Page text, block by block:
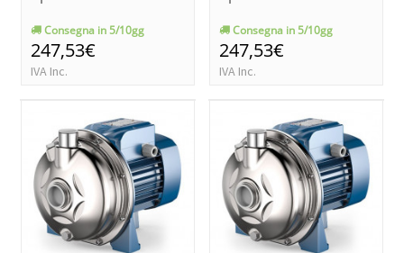
Consegna in 5/10gg
247,53€
IVA Inc.
Consegna in 5/10gg
247,53€
IVA Inc.